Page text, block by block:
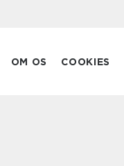
OM OS COOKIES